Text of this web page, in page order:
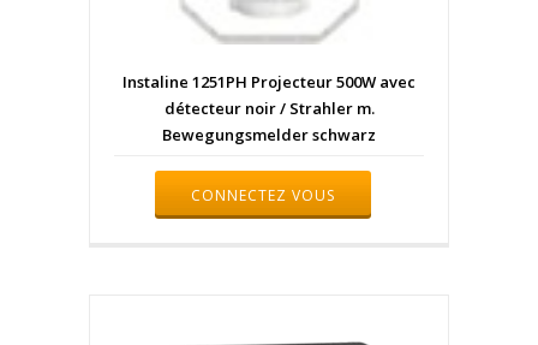
Instaline 1251PH Projecteur 500W avec
détecteur noir / Strahler m.
Bewegungsmelder schwarz
CONNECTEZ VOUS